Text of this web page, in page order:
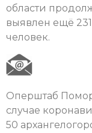
области
выявлен ещё
человек.
Оперштаб
случае
50